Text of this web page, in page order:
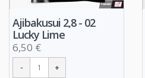
Ajibakusui 2,8 - 02
Lucky Lime
6,50 €